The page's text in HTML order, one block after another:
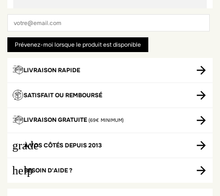
LIVRAISON RAPIDE
SATISFAIT OU REMBOURSÉ
LIVRAISON GRATUITE (69€ MINIMUM)
grade
À VOS CÔTÉS DEPUIS 2013
helpBESOIN D'AIDE ?